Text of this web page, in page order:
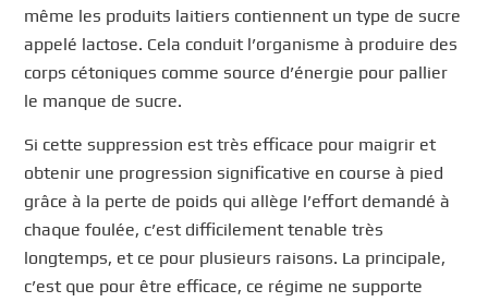
même les produits laitiers contiennent un type de sucre
appelé lactose. Cela conduit l’organisme à produire des
corps cétoniques comme source d’énergie pour pallier
le manque de sucre.
Si cette suppression est très efficace pour maigrir et
obtenir une progression significative en course à pied
grâce à la perte de poids qui allège l’effort demandé à
chaque foulée, c’est difficilement tenable très
longtemps, et ce pour plusieurs raisons. La principale,
c’est que pour être efficace, ce régime ne supporte